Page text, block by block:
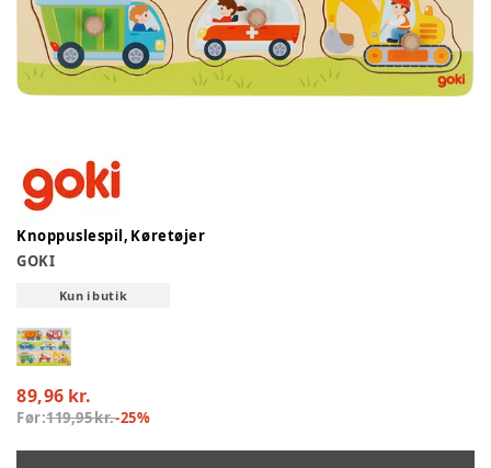
Knoppuslespil, Køretøjer
GOKI
Kun i butik
89,96 kr.
Før:119,95 kr.-25%